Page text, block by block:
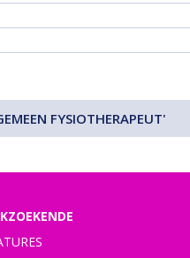
FYSIOTHERAPEUT'